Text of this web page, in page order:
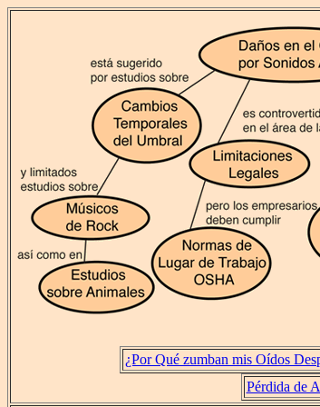
¿Por Qué zumban mis Oídos
Pérdida de